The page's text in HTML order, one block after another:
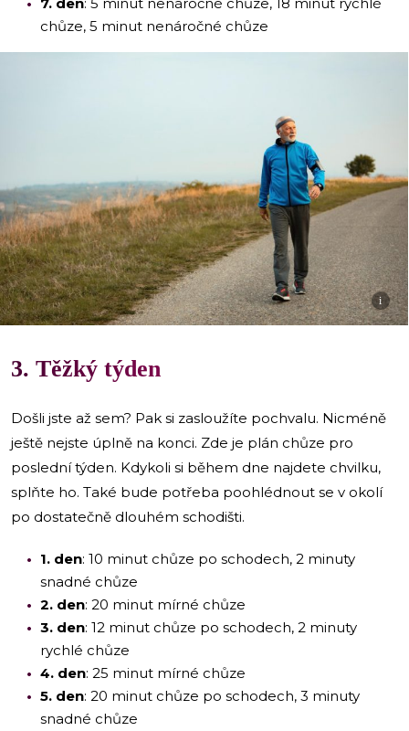
chůze, 5 minut nenáročné chůze
i
3. Těžký týden
Došli jste až sem? Pak si zasloužíte pochvalu. Nicméně
ještě nejste úplně na konci. Zde je plán chůze pro
poslední týden. Kdykoli si během dne najdete chvilku,
splňte ho. Také bude potřeba poohlédnout se v okolí
po dostatečně dlouhém schodišti.
1. den: 10 minut chůze po schodech, 2 minuty
snadné chůze
2. den: 20 minut mírné chůze
3. den: 12 minut chůze po schodech, 2 minuty
rychlé chůze
4. den: 25 minut mírné chůze
5. den: 20 minut chůze po schodech, 3 minuty
snadné chůze